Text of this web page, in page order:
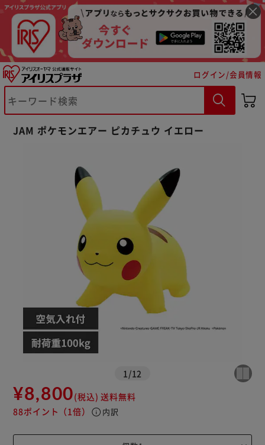
ログイン/会員情報
JAM ポケモンエアー ピカチュウ イエロー
1 /12
¥8,800(税込) 送料無料
88ポイント （1倍） info 内訳
※ご確認ください